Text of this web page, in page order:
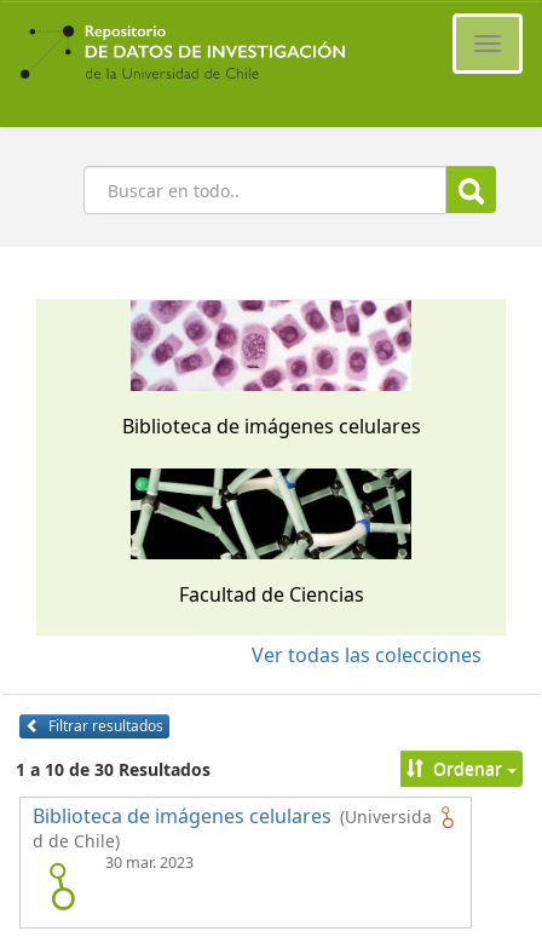
Ir
contenido
principal
Buscar
Biblioteca de imágenes celulares
Facultad de Ciencias
Ver todas las colecciones
Filtrar resultados
1 a 10 de 30 Resultados Ordenar
Biblioteca de imágenes celulares (Universida
d de Chile)
30 mar. 2023